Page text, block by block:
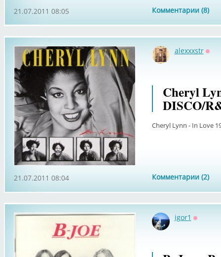
Комментарии (8)
21.07.2011 08:05
alexxxstr
Cheryl
DISCO/
Cheryl Lynn - In Love
Комментарии (2)
21.07.2011 08:04
igor1